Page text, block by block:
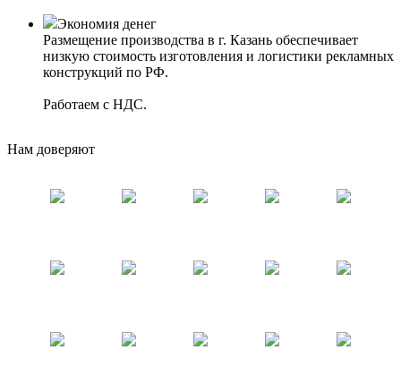
Экономия денег
Размещение производства в г. Казань обеспечивает
низкую стоимость изготовления и логистики рекламных
конструкций по РФ.
Работаем с НДС.
Нам доверяют